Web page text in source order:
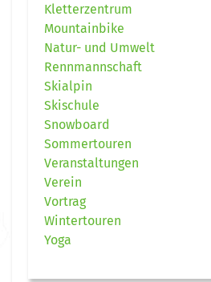
Kletterzentrum
Mountainbike
Natur- und Umwelt
Rennmannschaft
Skialpin
Skischule
Snowboard
Sommertouren
Veranstaltungen
Verein
Vortrag
Wintertouren
Yoga